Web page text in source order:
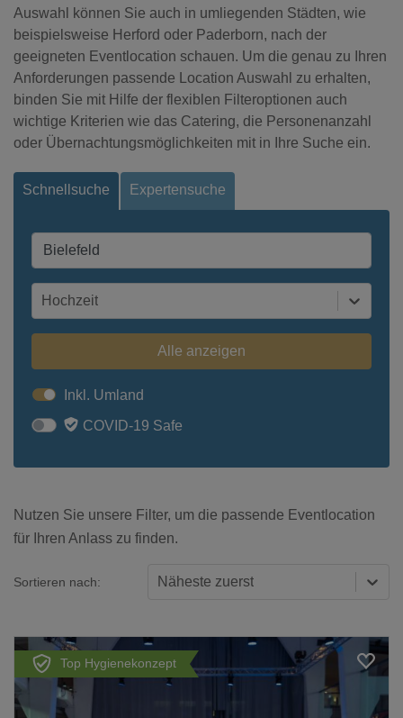
Auswahl können Sie auch in umliegenden Städten, wie
beispielsweise Herford oder Paderborn, nach der
geeigneten Eventlocation schauen. Um die genau zu Ihren
Anforderungen passende Location Auswahl zu erhalten,
binden Sie mit Hilfe der flexiblen Filteroptionen auch
wichtige Kriterien wie das Catering, die Personenanzahl
oder Übernachtungsmöglichkeiten mit in Ihre Suche ein.
Schnellsuche Expertensuche
Hochzeit
Alle anzeigen
Inkl. Umland
COVID-19 Safe
Nutzen Sie unsere Filter, um die passende Eventlocation
für Ihren Anlass zu finden.
Sortieren nach: Näheste zuerst
Top Hygienekonzept